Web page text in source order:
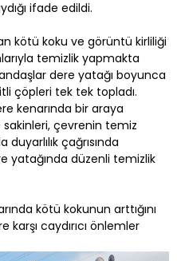
ifade edildi.
kötü koku ve görüntü kirliliği
temizlik yapmakta
dere yatağı boyunca
çöpleri tek tek topladı.
kenarında bir araya
çevrenin temiz
çağrısında
yatağında düzenli temizlik
kötü kokunun arttığını
caydırıcı önlemler